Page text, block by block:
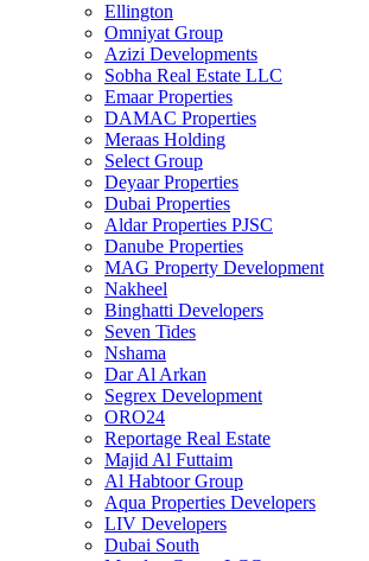
Ellington
Omniyat Group
Azizi Developments
Sobha Real Estate LLC
Emaar Properties
DAMAC Properties
Meraas Holding
Select Group
Deyaar Properties
Dubai Properties
Aldar Properties PJSC
Danube Properties
MAG Property Development
Nakheel
Binghatti Developers
Seven Tides
Nshama
Dar Al Arkan
Segrex Development
ORO24
Reportage Real Estate
Majid Al Futtaim
Al Habtoor Group
Aqua Properties Developers
LIV Developers
Dubai South